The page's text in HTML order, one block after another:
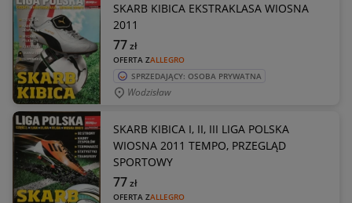
SKARB KIBICA EKSTRAKLASA WIOSNA
2011
OFERTA ZALLEGRO
77zł
SPRZEDAJĄCY: OSOBA PRYWATNA
Wodzisław
SKARB KIBICA I, II, III LIGA POLSKA
WIOSNA 2011 TEMPO, PRZEGLĄD
SPORTOWY
OFERTA ZALLEGRO
77zł